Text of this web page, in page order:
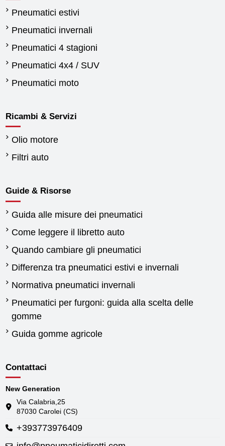
Pneumatici estivi
Pneumatici invernali
Pneumatici 4 stagioni
Pneumatici 4x4 / SUV
Pneumatici moto
Ricambi & Servizi
Olio motore
Filtri auto
Guide & Risorse
Guida alle misure dei pneumatici
Come leggere il libretto auto
Quando cambiare gli pneumatici
Differenza tra pneumatici estivi e invernali
Normativa pneumatici invernali
Pneumatici per furgoni: guida alla scelta delle
gomme
Guida gomme agricole
Contattaci
New Generation
Via Calabria,25
87030 Carolei (CS)
+393773976409